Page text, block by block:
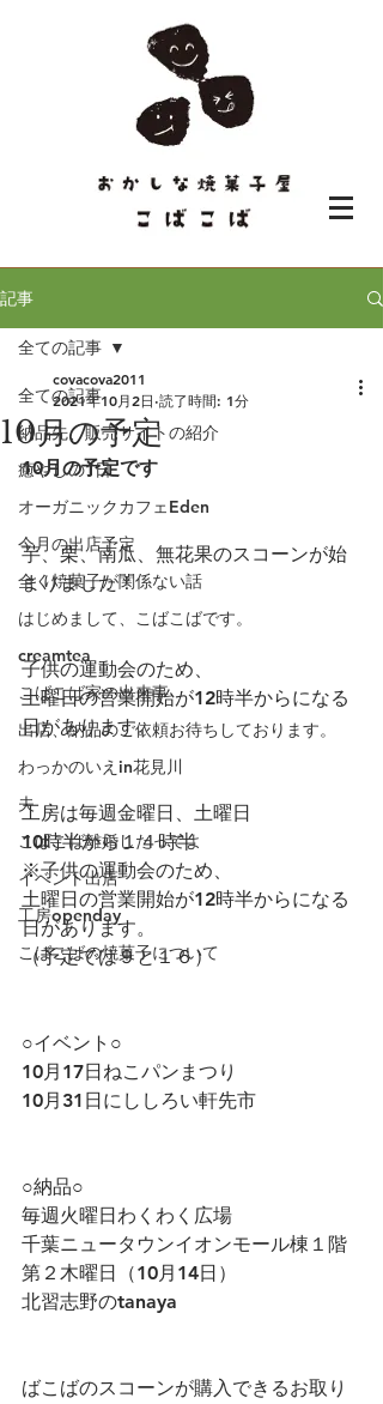
記事
全ての記事
納品先、販売サイトの紹介
癒やしの1日
オーガニックカフェEden
今月の出店予定
全く焼菓子が関係ない話
はじめまして、こばこばです。
creamtea
こばこば家の出来事
出店、納品のご依頼お待ちしております。
わっかのいえin花見川
夫
こばこば離婚したってよ
イベント出店
工房openday
こばこばの焼菓子について
全ての記事
10月の予定
covacova2011
2021年10月2日 読了時間: 1分
10月の予定です
芋、栗、南瓜、無花果のスコーンが始
まりました！
子供の運動会のため、
土曜日の営業開始が12時半からになる
日があります。
工房は毎週金曜日、土曜日
10時半から１４時半
※子供の運動会のため、
土曜日の営業開始が12時半からになる
日があります。
（予定では９と１６）
○イベント○
10月17日ねこパンまつり
10月31日にししろい軒先市
○納品○
毎週火曜日わくわく広場
千葉ニュータウンイオンモール棟１階
第２木曜日（10月14日）
北習志野のtanaya
ばこばのスコーンが購入できるお取り